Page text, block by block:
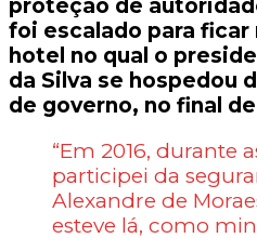
proteção de
foi escalado para ficar
hotel no qual o
da Silva se hospedou
de governo, no final
“Em 2016, durante
participei da
Alexandre de
esteve lá, como